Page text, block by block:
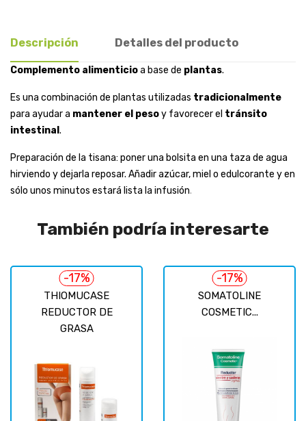
Descripción Detalles del producto
Complemento alimenticioa base de plantas.
Es una combinación de plantas utilizadas tradicionalmente
para ayudar a mantener el pesoy favorecer el tránsito
intestinal.
Preparación de la tisana: poner una bolsita en una taza de agua
hirviendo y dejarla reposar. Añadir azúcar, miel o edulcorante y en
sólo unos minutos estará lista la infusión.
También podría interesarte
THIOMUCASE
REDUCTOR DE
GRASA
-17%
SOMATOLINE
COSMETIC...
-17%